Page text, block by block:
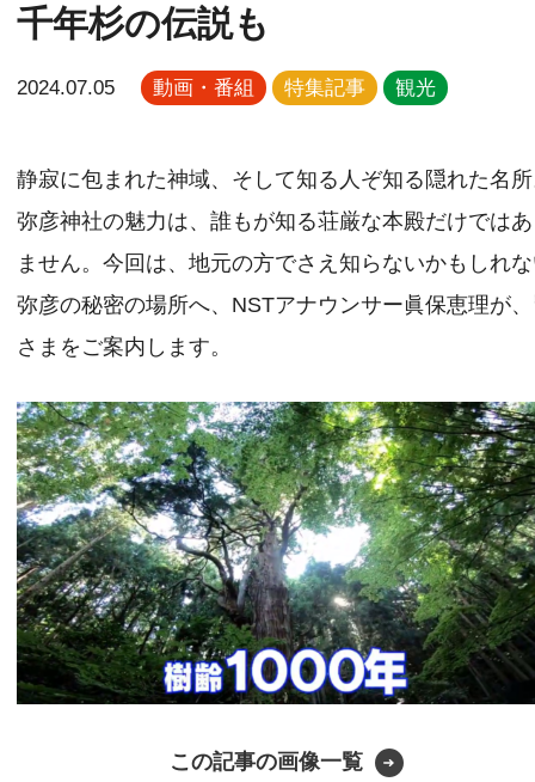
千年杉の伝説も
2024.07.05 動画・番組 特集記事 観光
静寂に包まれた神域、そして知る人ぞ知る隠れた名
弥彦神社の魅力は、誰もが知る荘厳な本殿だけでは
ません。今回は、地元の方でさえ知らないかもしれ
弥彦の秘密の場所へ、NSTアナウンサー眞保恵理が
さまをご案内します。
この記事の画像一覧